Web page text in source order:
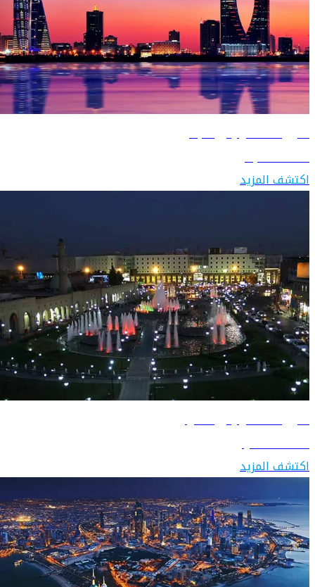
دليل السفر إلى البحرين
اكتشف البحرين
اكتشف المزيد
دليل السفر إلى العراق
اكتشف العراق
اكتشف المزيد